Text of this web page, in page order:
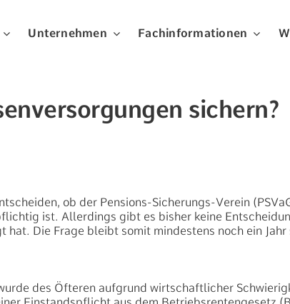
Unternehmen Fachinformationen
sichern?
ob der Pensions-Sicherungs-Verein
ist. Allerdings gibt es bisher keine
Die Frage bleibt somit mindestens noch ein Jahr
des Öfteren aufgrund wirtschaftlicher